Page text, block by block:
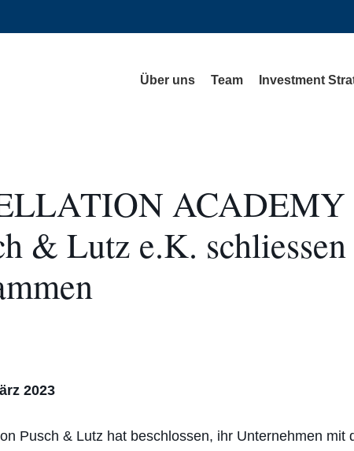
Über uns Team Investment
ACADEMY
& Lutz e.K. schliessen
2023
Pusch & Lutz hat beschlossen, ihr Unternehmen mit